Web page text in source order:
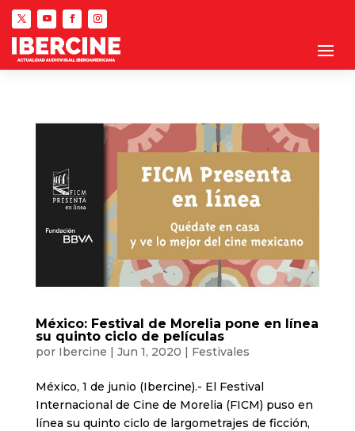
México: Festival de Morelia pone en línea
su quinto ciclo de películas
por Ibercine | Jun 1, 2020 | Festivales
México, 1 de junio (Ibercine).- El Festival
Internacional de Cine de Morelia (FICM) puso en
línea su quinto ciclo de largometrajes de ficción,